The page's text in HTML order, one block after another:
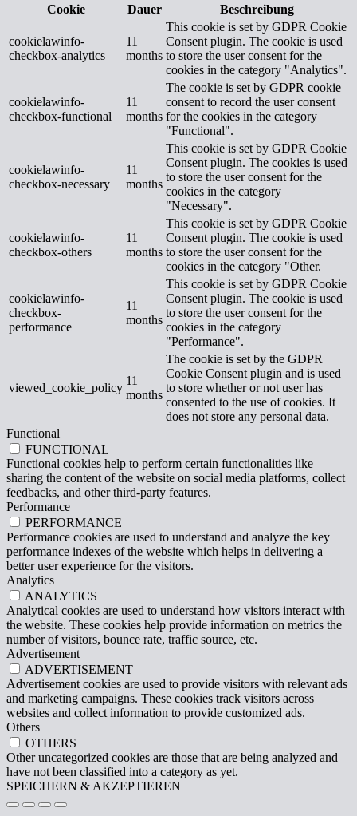
Cookie
Dauer Beschreibung
cookielawinfo-
checkbox-analytics
11
months
This cookie is set by GDPR Cookie
Consent plugin. The cookie is used
to store the user consent for the
cookies in the category "Analytics".
cookielawinfo-
checkbox-functional
11
months
The cookie is set by GDPR cookie
consent to record the user consent
for the cookies in the category
"Functional".
cookielawinfo-
checkbox-necessary
11
months
This cookie is set by GDPR Cookie
Consent plugin. The cookies is used
to store the user consent for the
cookies in the category
"Necessary".
cookielawinfo-
checkbox-others
11
months
This cookie is set by GDPR Cookie
Consent plugin. The cookie is used
to store the user consent for the
cookies in the category "Other.
cookielawinfo-
checkbox-
performance
11
months
This cookie is set by GDPR Cookie
Consent plugin. The cookie is used
to store the user consent for the
cookies in the category
"Performance".
viewed_cookie_policy
11
months
The cookie is set by the GDPR
Cookie Consent plugin and is used
to store whether or not user has
consented to the use of cookies. It
does not store any personal data.
Functional
FUNCTIONAL
Functional cookies help to perform certain functionalities like
sharing the content of the website on social media platforms, collect
feedbacks, and other third-party features.
Performance
PERFORMANCE
Performance cookies are used to understand and analyze the key
performance indexes of the website which helps in delivering a
better user experience for the visitors.
Analytics
ANALYTICS
Analytical cookies are used to understand how visitors interact with
the website. These cookies help provide information on metrics the
number of visitors, bounce rate, traffic source, etc.
Advertisement
ADVERTISEMENT
Advertisement cookies are used to provide visitors with relevant ads
and marketing campaigns. These cookies track visitors across
websites and collect information to provide customized ads.
Others
OTHERS
Other uncategorized cookies are those that are being analyzed and
have not been classified into a category as yet.
SPEICHERN & AKZEPTIEREN